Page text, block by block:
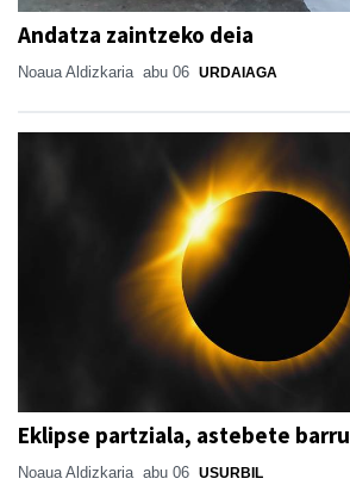
Andatza zaintzeko deia
Noaua Aldizkaria abu 06 URDAIAGA
Eklipse partziala, astebete barru
Noaua Aldizkaria abu 06 USURBIL